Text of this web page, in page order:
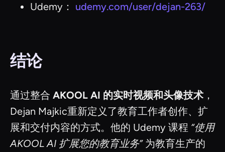
Udemy： udemy.com/user/dejan-263/
结论
通过整合 AKOOL AI 的实时视频和头像技术 ，
Dejan Majkic重新定义了教育工作者创作、扩
展和交付内容的方式。他的 Udemy 课程 “使用
AKOOL AI 扩展您的教育业务”为教育生产的